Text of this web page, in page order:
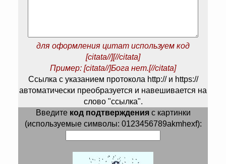
для оформления цитат используем код
[citata//][//citata]
Пример: [citata//]Бога нет.[//citata]
Ссылка с указанием протокола http:// и https://
автоматически преобразуется и навешивается на
слово "ссылка".
Введите код подтвержденияс картинки
(используемые символы: 0123456789akmhexf):